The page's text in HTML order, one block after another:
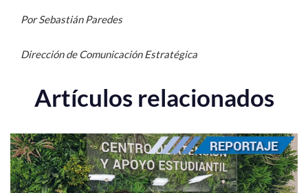
Por Sebastián Paredes
Dirección de Comunicación Estratégica
Artículos relacionados